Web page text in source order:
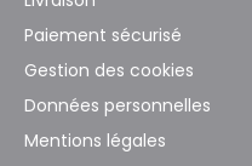
Paiement sécurisé
Gestion des cookies
Données personnelles
Mentions légales